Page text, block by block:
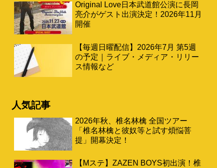
Original Love日本武道館公演に長岡
亮介がゲスト出演決定！2026年11月
開催
【毎週日曜配信】2026年7月 第5週
の予定｜ライブ・メディア・リリー
ス情報など
人気記事
2026年秋、椎名林檎 全国ツアー
「椎名林檎と彼奴等と試す煩悩菩
提」開幕決定！
【Mステ】ZAZEN BOYS初出演！椎